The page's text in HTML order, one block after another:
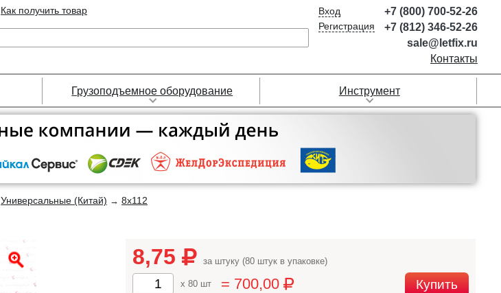
Как получить товар
Вход
Регистрация
+7 (800) 700-52-26
+7 (812) 346-52-26
sale@letfix.ru
Контакты
Грузоподъемное оборудование Инструмент
Универсальные (Китай) → 8х112
8,75 за штуку (80 штук в упаковке)
x 80 шт = 700,00 Купить